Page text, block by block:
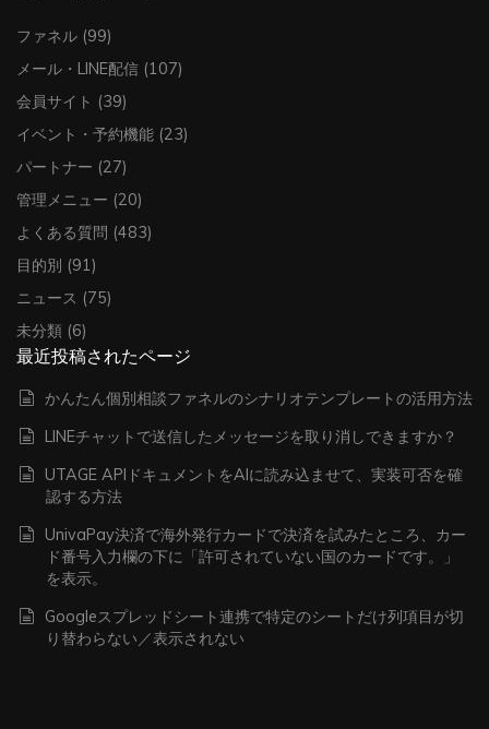
ファネル (99)
メール・LINE配信 (107)
会員サイト (39)
イベント・予約機能 (23)
パートナー (27)
管理メニュー (20)
よくある質問 (483)
目的別 (91)
ニュース (75)
未分類 (6)
最近投稿されたページ
かんたん個別相談ファネルのシナリオテンプレートの活用方法
LINEチャットで送信したメッセージを取り消しできますか？
UTAGE APIドキュメントをAIに読み込ませて、実装可否を確
認する方法
UnivaPay決済で海外発行カードで決済を試みたところ、カー
ド番号入力欄の下に「許可されていない国のカードです。」
を表示。
Googleスプレッドシート連携で特定のシートだけ列項目が切
り替わらない／表示されない